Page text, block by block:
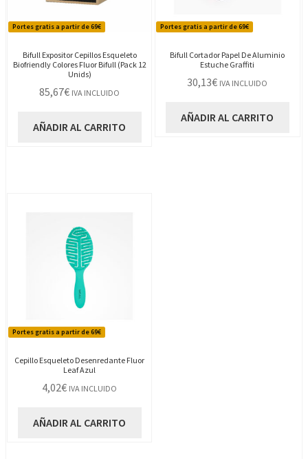
Portes gratis a partir de 69€
Bifull Expositor Cepillos Esqueleto
Biofriendly Colores Fluor Bifull (Pack 12
Unids)
85,67€ IVA INCLUIDO
AÑADIR AL CARRITO
Portes gratis a partir de 69€
Bifull Cortador Papel De Aluminio
Estuche Graffiti
30,13€ IVA INCLUIDO
AÑADIR AL CARRITO
Portes gratis a partir de 69€
Cepillo Esqueleto Desenredante Fluor
Leaf Azul
4,02€ IVA INCLUIDO
AÑADIR AL CARRITO